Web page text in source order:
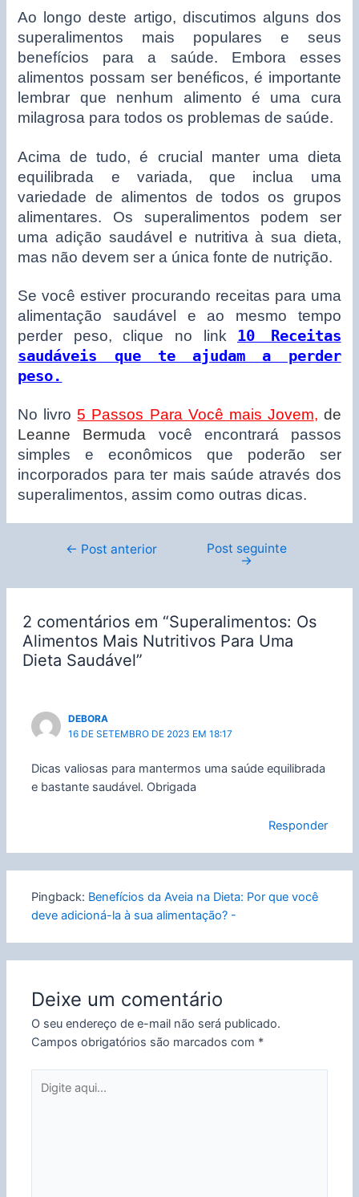
Ao longo deste artigo, discutimos alguns dos
superalimentos mais populares e seus
benefícios para a saúde. Embora esses
alimentos possam ser benéficos, é importante
lembrar que nenhum alimento é uma cura
milagrosa para todos os problemas de saúde.
Acima de tudo, é crucial manter uma dieta
equilibrada e variada, que inclua uma
variedade de alimentos de todos os grupos
alimentares. Os superalimentos podem ser
uma adição saudável e nutritiva à sua dieta,
mas não devem ser a única fonte de nutrição.
Se você estiver procurando receitas para uma
alimentação saudável e ao mesmo tempo
perder peso, clique no link 10 Receitas
saudáveis que te ajudam a perder
peso.
No livro 5 Passos Para Você mais Jovem, de
Leanne Bermuda você encontrará passos
simples e econômicos que poderão ser
incorporados para ter mais saúde através dos
superalimentos, assim como outras dicas.
Navegação
Post
← Post anterior Post seguinte
→
2 comentários em “Superalimentos: Os
Alimentos Mais Nutritivos Para Uma
Dieta Saudável”
DEBORA
16 DE SETEMBRO DE 2023 EM 18:17
Dicas valiosas para mantermos uma saúde equilibrada
e bastante saudável. Obrigada
Responder
Pingback: Benefícios da Aveia na Dieta: Por que você
deve adicioná-la à sua alimentação? -
Deixe um comentário
O seu endereço de e-mail não será publicado.
Campos obrigatórios são marcados com *
aqui...